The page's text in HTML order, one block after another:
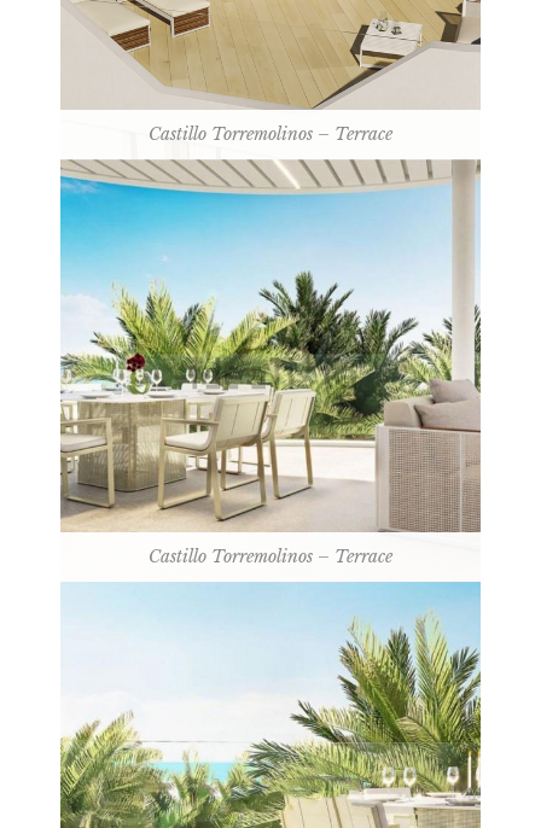
Castillo Torremolinos – Terrace
Castillo Torremolinos – Terrace